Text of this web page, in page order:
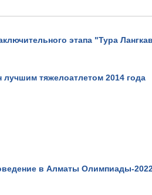
этапа "Тура
лучшим тяжелоатлетом 2014 года
в Алматы Олимпиады-